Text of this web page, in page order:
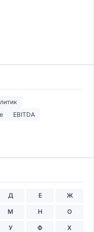
EBITDA
Д Е Ж
М Н О
У Ф Х